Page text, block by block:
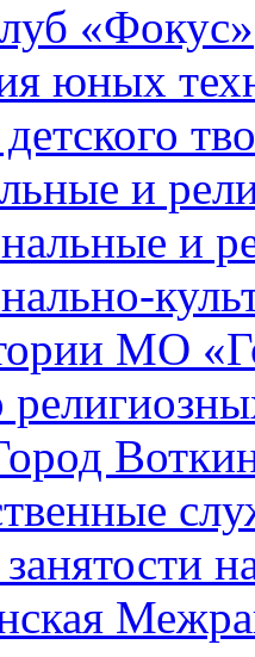
«Фокус»
юных
и
и
МО